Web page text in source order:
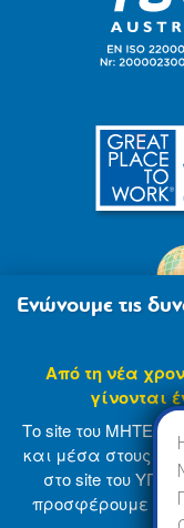
© 2007-2024
Ενώνουμε τις
Από τη νέα
γίνονται
Το site του ΜΗΤΕΡΑ
και μέσα στους
στο site του
προσφέρουμε μια